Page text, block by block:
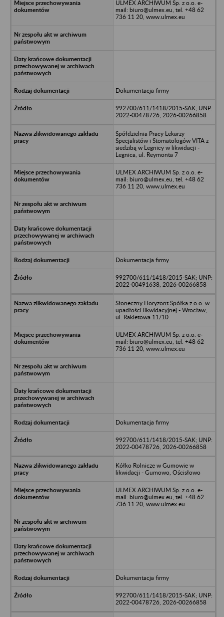
ULMEX ARCHIWUM Sp. z o.o. e-
mail: biuro@ulmex.eu, tel. +48 62
736 11 20, www.ulmex.eu
Dokumentacja firmy
992700/611/1418/2015-SAK; UNP:
2022-00478726, 2026-00266858
Spółdzielnia Pracy Lekarzy
Specjalistów i Stomatologów VITA z
siedzibą w Legnicy w likwidacji -
Legnica, ul. Reymonta 7
ULMEX ARCHIWUM Sp. z o.o. e-
mail: biuro@ulmex.eu, tel. +48 62
736 11 20, www.ulmex.eu
Dokumentacja firmy
992700/611/1418/2015-SAK; UNP:
2022-00491638, 2026-00266858
Słoneczny Horyzont Spółka z o.o. w
upadłości likwidacyjnej - Wrocław,
ul. Rakietowa 11/10
ULMEX ARCHIWUM Sp. z o.o. e-
mail: biuro@ulmex.eu, tel. +48 62
736 11 20, www.ulmex.eu
Dokumentacja firmy
992700/611/1418/2015-SAK; UNP:
2022-00478726, 2026-00266858
Kółko Rolnicze w Gumowie w
likwidacji - Gumowo, Ościsłowo
ULMEX ARCHIWUM Sp. z o.o. e-
mail: biuro@ulmex.eu, tel. +48 62
736 11 20, www.ulmex.eu
Dokumentacja firmy
992700/611/1418/2015-SAK; UNP:
2022-00478726, 2026-00266858